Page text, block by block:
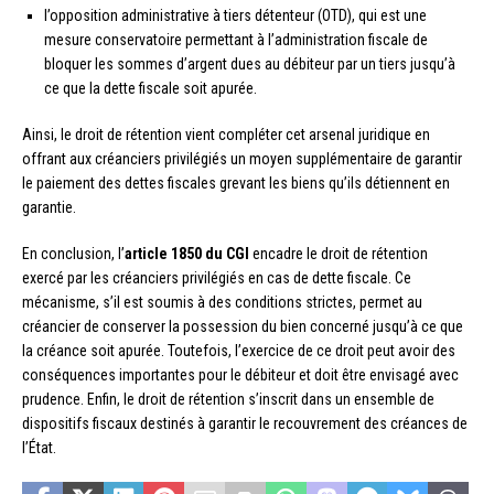
l’opposition administrative à tiers détenteur (OTD), qui est une
mesure conservatoire permettant à l’administration fiscale de
bloquer les sommes d’argent dues au débiteur par un tiers jusqu’à
ce que la dette fiscale soit apurée.
Ainsi, le droit de rétention vient compléter cet arsenal juridique en
offrant aux créanciers privilégiés un moyen supplémentaire de garantir
le paiement des dettes fiscales grevant les biens qu’ils détiennent en
garantie.
En conclusion, l’article 1850 du CGI encadre le droit de rétention
exercé par les créanciers privilégiés en cas de dette fiscale. Ce
mécanisme, s’il est soumis à des conditions strictes, permet au
créancier de conserver la possession du bien concerné jusqu’à ce que
la créance soit apurée. Toutefois, l’exercice de ce droit peut avoir des
conséquences importantes pour le débiteur et doit être envisagé avec
prudence. Enfin, le droit de rétention s’inscrit dans un ensemble de
dispositifs fiscaux destinés à garantir le recouvrement des créances de
l’État.